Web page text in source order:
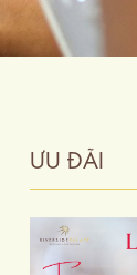
ƯU ĐÃI